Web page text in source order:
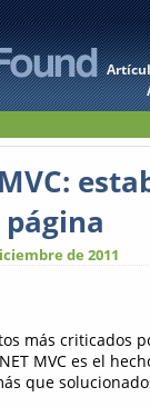
MVC:
de 2011
más criticados
MVC es el
que